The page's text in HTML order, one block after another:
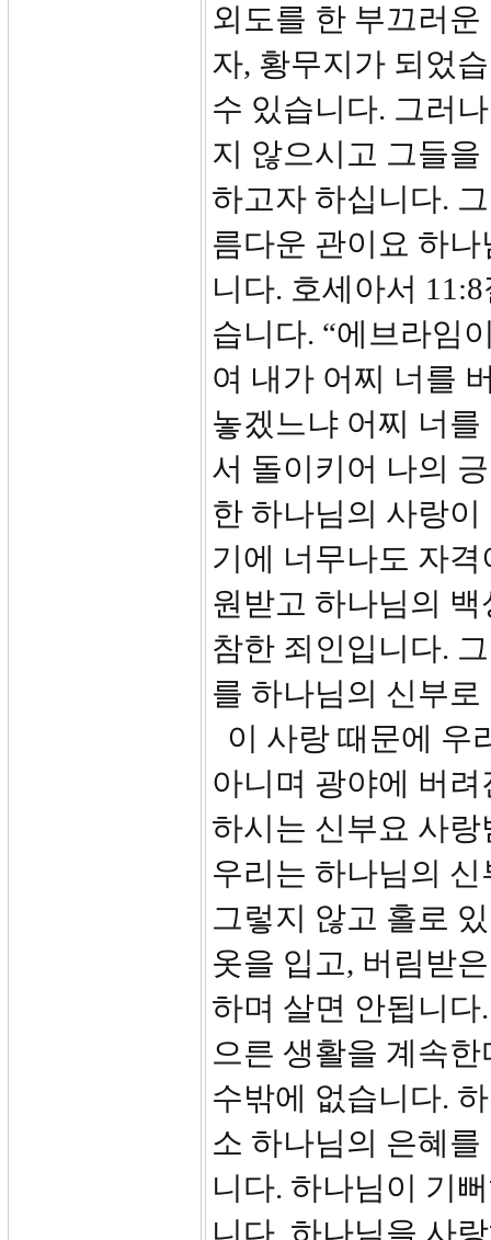
외도를 한 부끄러
자, 황무지가 되었
수 있습니다. 그러
지 않으시고 그들
하고자 하십니다.
름다운 관이요 하
니다. 호세아서
습니다. “에브라임
여 내가 어찌 너를
놓겠느냐 어찌 너
서 돌이키어 나의
한 하나님의 사랑
기에 너무나도 자
원받고 하나님의
참한 죄인입니다.
를 하나님의 신부
이 사랑 때문에 우
아니며 광야에 버
하시는 신부요 사
우리는 하나님의
그렇지 않고 홀로
옷을 입고, 버림받
하며 살면 안됩니
으른 생활을 계속
수밖에 없습니다.
소 하나님의 은혜
니다. 하나님이 기
니다. 하나님을 사